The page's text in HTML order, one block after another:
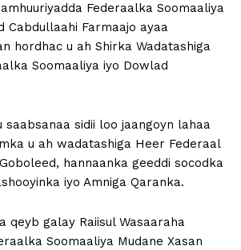
Federaalka Soomaaliya
Cabdullaahi Farmaajo ayaa
hordhac u ah Shirka Wadatashiga
Soomaaliya iyo Dowlad
saabsanaa sidii loo jaangoyn lahaa
u ah wadatashiga Heer Federaal
hannaanka geeddi socodka
iyo Amniga Qaranka.
qeyb galay Raiisul Wasaaraha
Soomaaliya Mudane Xasan